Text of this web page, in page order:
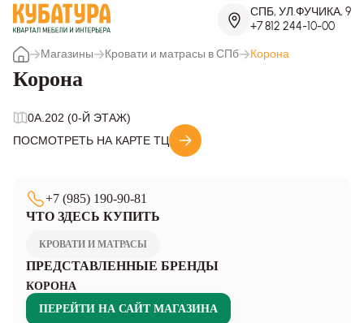
СПБ, УЛ.ФУЧИКА, 9
+7 812 244-10-00
Магазины
Кровати и матрасы в СПб Корона
Корона
0A.202 (0-Й ЭТАЖ)
ПОСМОТРЕТЬ НА КАРТЕ ТЦ
+7 (985) 190-90-81
ЧТО ЗДЕСЬ КУПИТЬ
КРОВАТИ И МАТРАСЫ
ПРЕДСТАВЛЕННЫЕ БРЕНДЫ
КОРОНА
ПЕРЕЙТИ НА САЙТ МАГАЗИНА